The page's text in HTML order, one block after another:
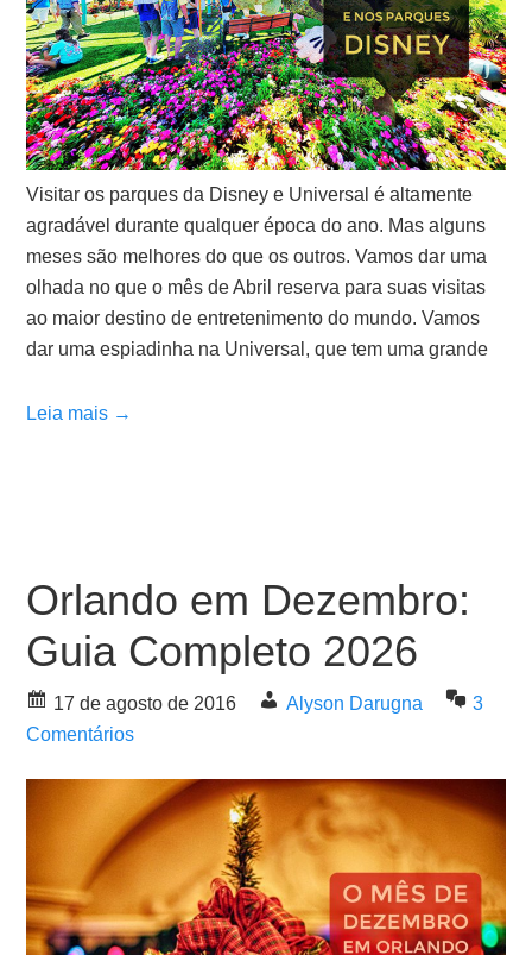
Visitar os parques da Disney e Universal é altamente
agradável durante qualquer época do ano. Mas alguns
meses são melhores do que os outros. Vamos dar uma
olhada no que o mês de Abril reserva para suas visitas
ao maior destino de entretenimento do mundo. Vamos
dar uma espiadinha na Universal, que tem uma grande
Leia mais →
Orlando em Dezembro:
Guia Completo 2026
17 de agosto de 2016 Alyson Darugna
3
Comentários